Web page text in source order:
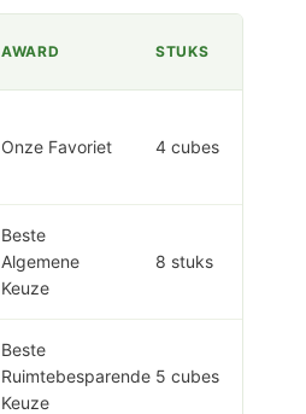
AWARD STUKS
Onze Favoriet 4 cubes
Beste
Algemene
Keuze
8 stuks
Beste
Ruimtebesparende
Keuze
5 cubes